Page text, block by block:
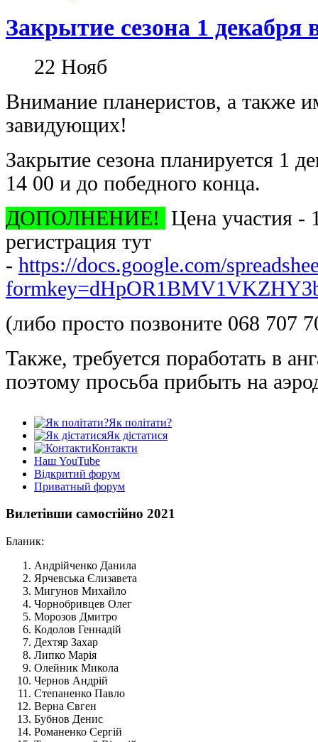
Закрытие сезона 1 декабря
22 Нояб
Внимание планеристов, а также
завидующих!
Закрытие сезона планируется 1
14 00 и до победного конца.
ДОПОЛНЕНИЕ! Цена участия -
регистрация тут
- https://docs.google.com/
(либо просто позвоните 068 707
Также, требуется поработать в
поэтому просьба прибыть на
Як політати?
Як дістатися
Контакти
Наш YouTube
Відкритий форум
Приватный форум
Вилетівши самостійно 2021
Бланик:
Андрійченко Данила
Ярчевська Єлизавета
Мигунов Михайло
Чорнобривцев Олег
Морозов Дмитро
Кодолов Геннадій
Дехтяр Захар
Липко Марія
Олейник Микола
Чернов Андрій
Степаненко Павло
Верна Євген
Бубнов Денис
Романенко Сергій